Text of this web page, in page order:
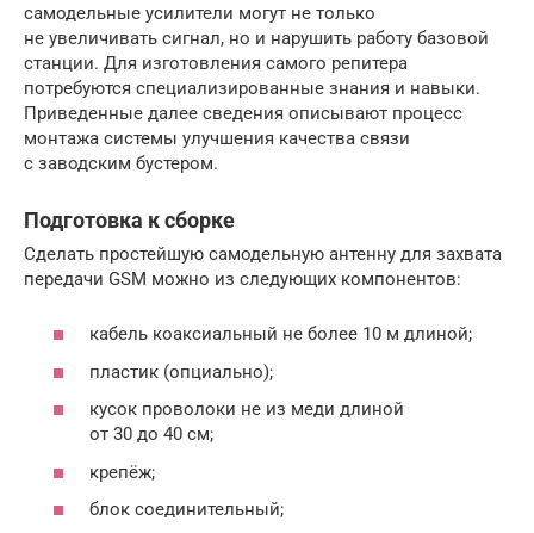
самодельные усилители могут не только
не увеличивать сигнал, но и нарушить работу базовой
станции. Для изготовления самого репитера
потребуются специализированные знания и навыки.
Приведенные далее сведения описывают процесс
монтажа системы улучшения качества связи
с заводским бустером.
Подготовка к сборке
Сделать простейшую самодельную антенну для захвата
передачи GSM можно из следующих компонентов:
кабель коаксиальный не более 10 м длиной;
пластик (опциально);
кусок проволоки не из меди длиной
от 30 до 40 см;
крепёж;
блок соединительный;